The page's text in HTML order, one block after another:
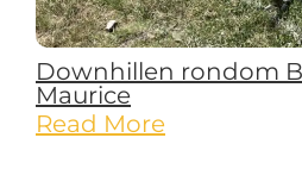
Downhillen rondom
Maurice
Read More